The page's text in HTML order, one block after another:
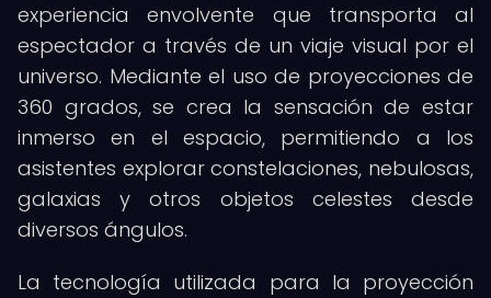
experiencia envolvente que transporta al
espectador a través de un viaje visual por el
universo. Mediante el uso de proyecciones de
360 grados, se crea la sensación de estar
inmerso en el espacio, permitiendo a los
asistentes explorar constelaciones, nebulosas,
galaxias y otros objetos celestes desde
diversos ángulos.
La tecnología utilizada para la proyección